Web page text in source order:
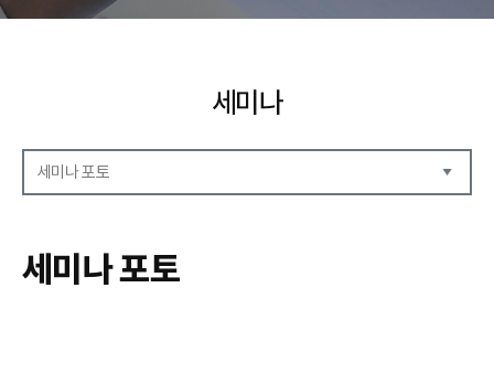
세미나
세미나 포토
세미나 포토
세미나 포토